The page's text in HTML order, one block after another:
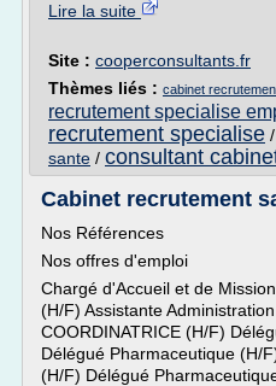
Lire la suite
Site : cooperconsultants.fr
Thèmes liés : cabinet
recrutement specialise
recrutement specialise /
sante / consultant
Cabinet recrutement
Nos Références
Nos offres d'emploi
Chargé d'Accueil et de
(H/F) Assistante
COORDINATRICE (H/F)
Délégué Pharmaceutique (H/
(H/F) Délégué